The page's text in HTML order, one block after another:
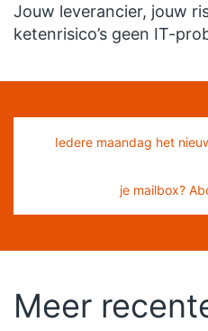
Jouw leverancier, jouw
ketenrisico’s geen IT-
Iedere maandag het
je mailbox?
Meer